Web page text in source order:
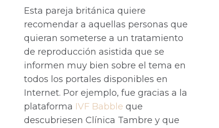
Esta pareja británica quiere
recomendar a aquellas personas que
quieran someterse a un tratamiento
de reproducción asistida que se
informen muy bien sobre el tema en
todos los portales disponibles en
Internet. Por ejemplo, fue gracias a la
plataforma IVF Babble que
descubriesen Clínica Tambre y que